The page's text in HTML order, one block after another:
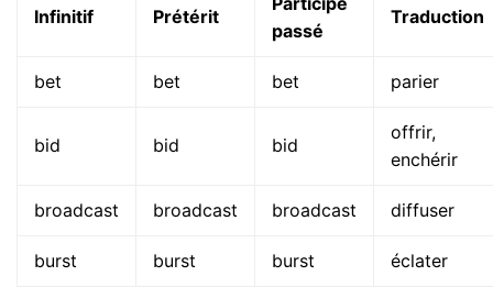
Infinitif Prétérit
passé
Traduction
bet bet bet parier
bid bid bid
offrir,
enchérir
broadcast broadcast broadcast diffuser
burst burst burst éclater